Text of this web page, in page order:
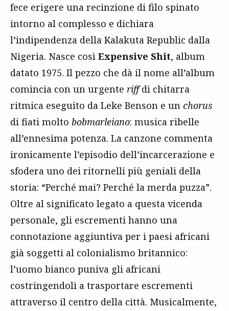
fece erigere una recinzione di filo spinato
intorno al complesso e dichiara
l’indipendenza della Kalakuta Republic dalla
Nigeria. Nasce così Expensive Shit, album
datato 1975. Il pezzo che dà il nome all’album
comincia con un urgente riffdi chitarra
ritmica eseguito da Leke Benson e un chorus
di fiati molto bobmarleiano: musica ribelle
all’ennesima potenza. La canzone commenta
ironicamente l’episodio dell’incarcerazione e
sfodera uno dei ritornelli più geniali della
storia: “Perché mai? Perché la merda puzza”.
Oltre al significato legato a questa vicenda
personale, gli escrementi hanno una
connotazione aggiuntiva per i paesi africani
già soggetti al colonialismo britannico:
l’uomo bianco puniva gli africani
costringendoli a trasportare escrementi
attraverso il centro della città. Musicalmente,